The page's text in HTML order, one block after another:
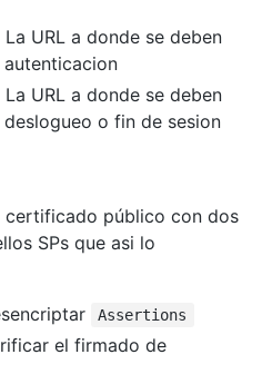
URL a donde se deben
URL a donde se deben
o fin de sesion
certificado público con dos
SPs que asi lo
Assertions
el firmado de